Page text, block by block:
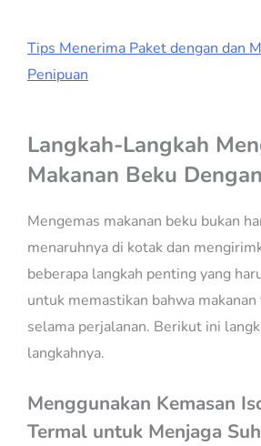
Tips Menerima Paket dengan dan
Penipuan
Langkah-Langkah
Makanan Beku
Mengemas makanan beku bukan
menaruhnya di kotak dan
beberapa langkah penting yang
untuk memastikan bahwa
selama perjalanan. Berikut ini
langkahnya.
Menggunakan Kemasan
Termal untuk Menjaga